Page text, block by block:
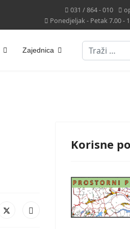
031 / 864 - 010
Ponedjeljak - Petak 7.00 -
Zajednica Traži
Korisne